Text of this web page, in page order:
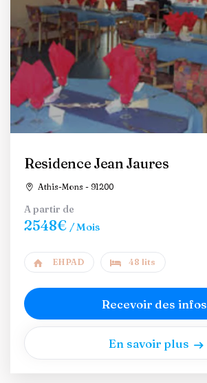
Residence Jean Jaures
Athis-Mons - 91200
A partir de
2548€ / Mois
EHPAD 48 lits
Recevoir des infos
En savoir plus